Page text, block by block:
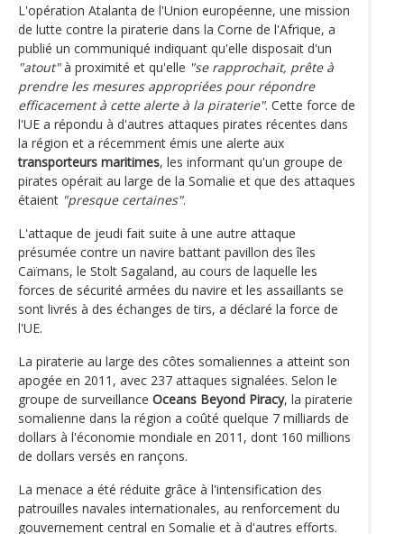
L'opération Atalanta de l'Union européenne, une mission
de lutte contre la piraterie dans la Corne de l'Afrique, a
publié un communiqué indiquant qu'elle disposait d'un
"atout"à proximité et qu'elle "se rapprochait, prête à
prendre les mesures appropriées pour répondre
efficacement à cette alerte à la piraterie". Cette force de
l'UE a répondu à d'autres attaques pirates récentes dans
la région et a récemment émis une alerte aux
transporteurs maritimes, les informant qu'un groupe de
pirates opérait au large de la Somalie et que des attaques
étaient "presque certaines".
L'attaque de jeudi fait suite à une autre attaque
présumée contre un navire battant pavillon des îles
Caïmans, le Stolt Sagaland, au cours de laquelle les
forces de sécurité armées du navire et les assaillants se
sont livrés à des échanges de tirs, a déclaré la force de
l'UE.
La piraterie au large des côtes somaliennes a atteint son
apogée en 2011, avec 237 attaques signalées. Selon le
groupe de surveillance Oceans Beyond Piracy, la piraterie
somalienne dans la région a coûté quelque 7 milliards de
dollars à l'économie mondiale en 2011, dont 160 millions
de dollars versés en rançons.
La menace a été réduite grâce à l'intensification des
patrouilles navales internationales, au renforcement du
gouvernement central en Somalie et à d'autres efforts.